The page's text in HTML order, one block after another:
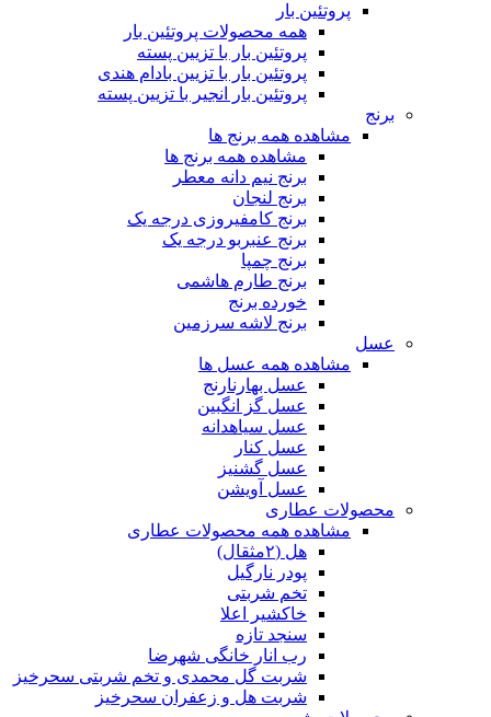
پروتئین بار
همه محصولات پروتئین بار
پروتئین بار با تزیین پسته
پروتئین بار با تزیین بادام هندی
پروتئین بار انجیر با تزیین پسته
برنج
مشاهده همه برنج ها
مشاهده همه برنج ها
برنج نیم دانه معطر
برنج لنجان
برنج کامفیروزی درجه یک
برنج عنبربو درجه یک
برنج چمپا
برنج طارم هاشمی
خورده برنج
برنج لاشه سرزمین
عسل
مشاهده همه عسل ها
عسل بهارنارنج
عسل گز انگبین
عسل سیاهدانه
عسل کنار
عسل گشنیز
عسل آویشن
محصولات عطاری
مشاهده همه محصولات عطاری
هل (۲مثقال)
پودر نارگیل
تخم شربتی
خاکشیر اعلا
سنجد تازه
رب انار خانگی شهرضا
شربت گل محمدی و تخم شربتی سحرخیز
شربت هل و زعفران سحرخیز